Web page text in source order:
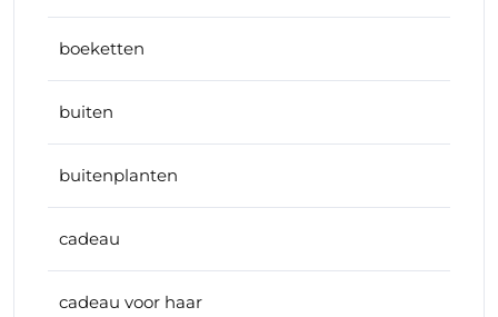
boeketten
buiten
buitenplanten
cadeau
cadeau voor haar